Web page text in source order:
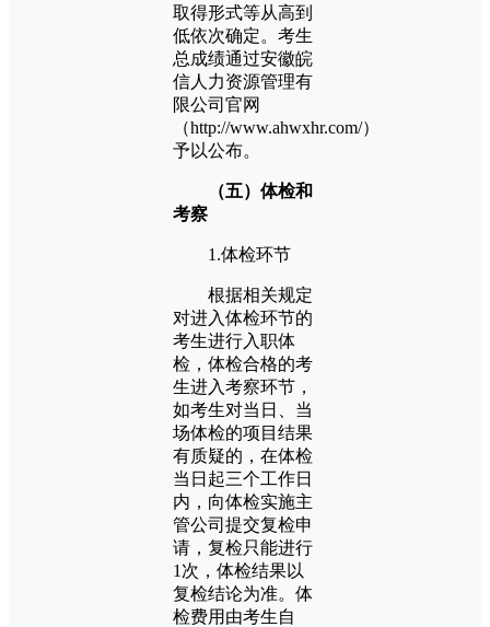
取得形式等从高到
低依次确定。考生
总成绩通过安徽皖
信人力资源管理有
限公司官网
（http://www.ahwxhr.com/）
予以公布。
（五）体检和
考察
1.体检环节
根据相关规定
对进入体检环节的
考生进行入职体
检，体检合格的考
生进入考察环节，
如考生对当日、当
场体检的项目结果
有质疑的，在体检
当日起三个工作日
内，向体检实施主
管公司提交复检申
请，复检只能进行
1次，体检结果以
复检结论为准。体
检费用由考生自